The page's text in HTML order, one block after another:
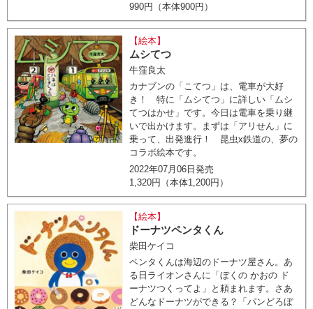
990円（本体900円）
【絵本】
ムシてつ
牛窪良太
カナブンの「こてつ」は、電車が大好
き！ 特に「ムシてつ」に詳しい「ムシ
てつはかせ」です。今日は電車を乗り継
いで出かけます。まずは「アリせん」に
乗って、出発進行！ 昆虫x鉄道の、夢の
コラボ絵本です。
2022年07月06日発売
1,320円（本体1,200円）
【絵本】
ドーナツペンタくん
柴田ケイコ
ペンタくんは海辺のドーナツ屋さん。あ
る日ライオンさんに「ぼくの かおの ド
ーナツつくってよ」と頼まれます。さあ
どんなドーナツができる？「パンどろぼ